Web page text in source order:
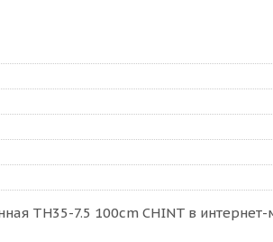
TH35-7.5 100cm CHINT в